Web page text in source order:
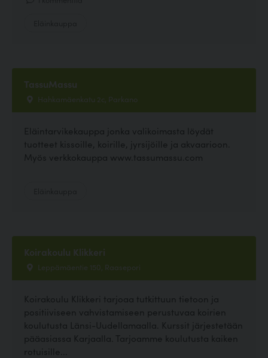
TassuMassu
Hahkamäenkatu 2c, Parkano
Eläintarvikekauppa jonka valikoimasta löydät
tuotteet kissoille, koirille, jyrsijöille ja akvaarioon.
Myös verkkokauppa www.tassumassu.com
Koirakoulu Klikkeri
Leppämäentie 150, Raasepori
Koirakoulu Klikkeri tarjoaa tutkittuun tietoon ja
positiiviseen vahvistamiseen perustuvaa koirien
koulutusta Länsi-Uudellamaalla. Kurssit järjestetään
pääasiassa Karjaalla. Tarjoamme koulutusta kaiken
rotuisille...